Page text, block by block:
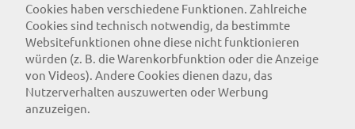
Cookies haben verschiedene Funktionen. Zahlreiche
Cookies sind technisch notwendig, da bestimmte
Websitefunktionen ohne diese nicht funktionieren
würden (z. B. die Warenkorbfunktion oder die Anzeige
von Videos). Andere Cookies dienen dazu, das
Nutzerverhalten auszuwerten oder Werbung
anzuzeigen.